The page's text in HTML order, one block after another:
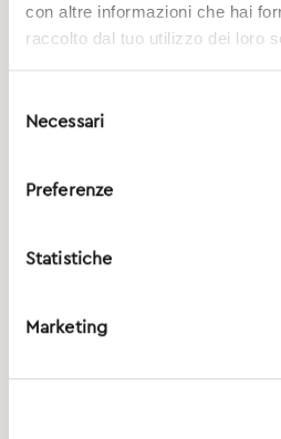
con altre informazioni che hai
raccolto dal tuo utilizzo dei loro
delNecessari
Preferenze
Statistiche
Marketing